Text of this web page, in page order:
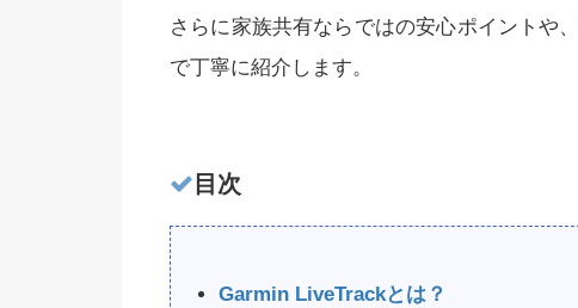
さらに家族共有ならではの安心ポイントや
で丁寧に紹介します。
目次
Garmin LiveTrackとは？